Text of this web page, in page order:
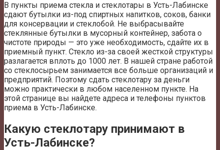
В пункты приема стекла и стеклотары в Усть-Лабинске
сдают бутылки из-под спиртных напитков, соков, банки
для консервации и стеклобой. Не выбрасывайте
стеклянные бутылки в мусорный контейнер, забота о
чистоте природы — это уже необходимость, сдайте их в
приемный пункт. Стекло из-за своей жесткой структуры
разлагается вплоть до 1000 лет. В нашей стране работой
со стеклосырьем занимается все больше организаций и
предприятий. Поэтому сдать стеклотару за деньги
можно практически в любом населенном пункте. На
этой странице вы найдете адреса и телефоны пунктов
приема в Усть-Лабинске.
Какую стеклотару принимают в
Усть-Лабинске?